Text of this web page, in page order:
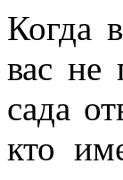
Когда
вас не
сада
кто